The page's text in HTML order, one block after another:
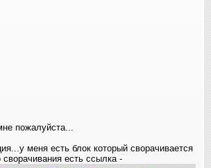
пожалуйста...
меня есть блок который сворачивается
сворачивания есть ссылка -